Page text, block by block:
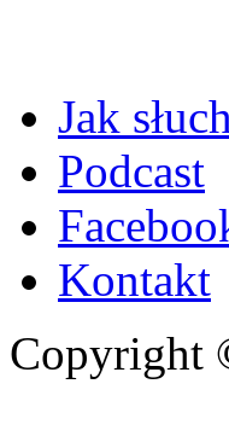
Jak
Podcast
Kontakt
Copyright